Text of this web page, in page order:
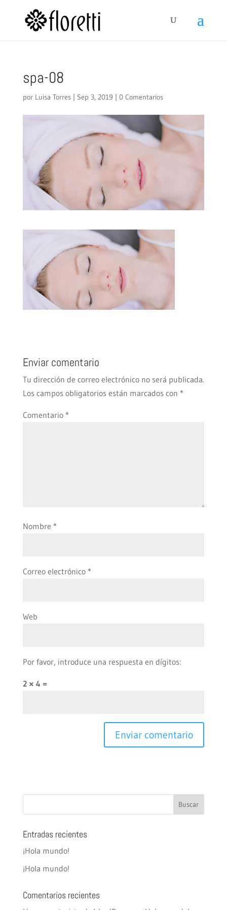
spa-08
por Luisa Torres| Sep 3, 2019 | 0 Comentarios
Enviar comentario
Tu dirección de correo electrónico no será publicada.
Los campos obligatorios están marcados con *
Comentario *
Nombre *
Correo electrónico *
Web
Por favor, introduce una respuesta en dígitos:
2 × 4 =
Entradas recientes
¡Hola mundo!
¡Hola mundo!
Comentarios recientes